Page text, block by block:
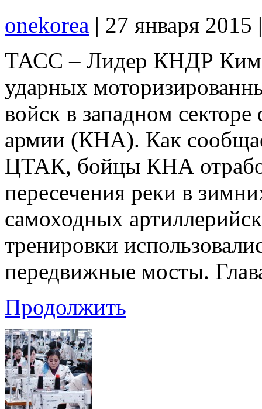
onekorea | 27 января 2015
ТАСС – Лидер КНДР Ким
ударных
войск в западном
армии (КНА). Как
ЦТАК, бойцы КНА
пересечения реки в
самоходных
тренировки
передвижные мосты.
Продолжить